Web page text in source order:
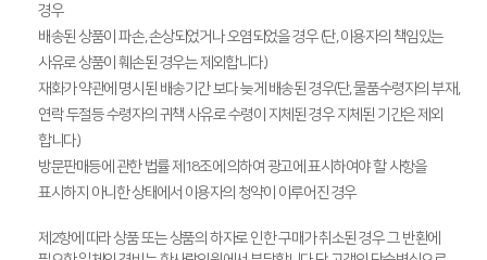
경우
배송된 상품이 파손, 손상되었거나 오염되었을 경우 (단, 이용자의 책임있는
사유로 상품이 훼손된 경우는 제외합니다.)
재화가 약관에 명시된 배송기간 보다 늦게 배송된 경우(단, 물품수령자의 부재,
연락 두절등 수령자의 귀책 사유로 수령이 지체된 경우 지체된 기간은 제외
합니다.)
방문판매등에 관한 법률 제18조에 의하여 광고에 표시하여야 할 사항을
표시하지 아니한 상태에서 이용자의 청약이 이루어진 경우
제2항에 따라 상품 또는 상품의 하자로 인한 구매가 취소된 경우 그 반환에